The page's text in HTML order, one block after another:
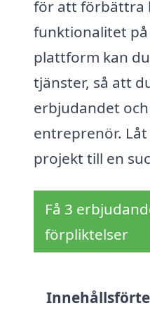
för att förbättra
funktionalitet
plattform kan
tjänster, så att
erbjudandet
entreprenör.
projekt till en
Få 3
förpliktelser